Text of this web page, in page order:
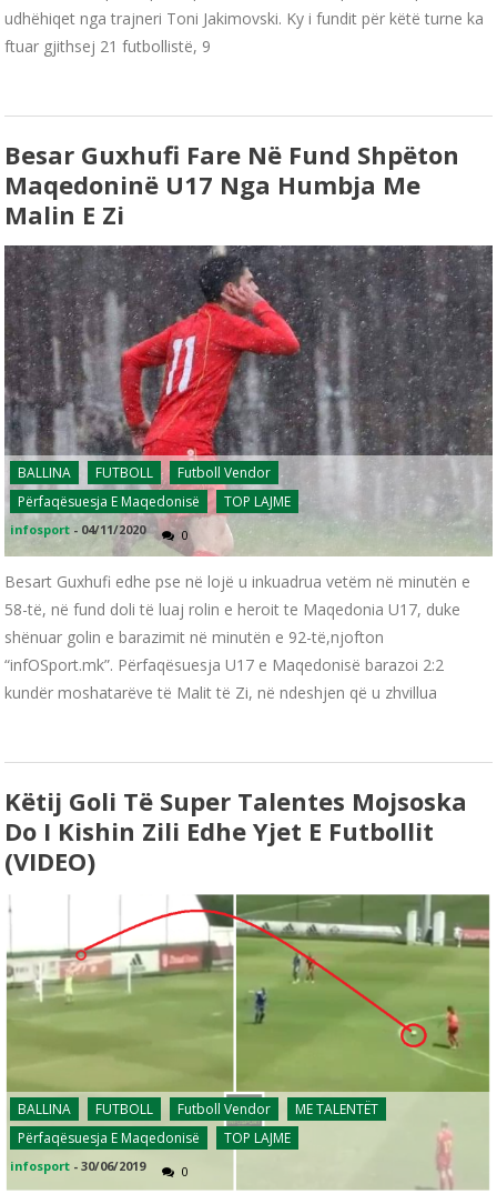
udhëhiqet nga trajneri Toni Jakimovski. Ky i fundit për këtë turne ka
ftuar gjithsej 21 futbollistë, 9
Besar Guxhufi Fare Në Fund Shpëton
Maqedoninë U17 Nga Humbja Me
Malin E Zi
BALLINA FUTBOLL
Futboll Vendor
Përfaqësuesja E Maqedonisë
TOP LAJME
infosport - 04/11/2020 0
Besart Guxhufi edhe pse në lojë u inkuadrua vetëm në minutën e
58-të, në fund doli të luaj rolin e heroit te Maqedonia U17, duke
shënuar golin e barazimit në minutën e 92-të,njofton
“infOSport.mk”. Përfaqësuesja U17 e Maqedonisë barazoi 2:2
kundër moshatarëve të Malit të Zi, në ndeshjen që u zhvillua
Këtij Goli Të Super Talentes Mojsoska
Do I Kishin Zili Edhe Yjet E Futbollit
(VIDEO)
BALLINA FUTBOLL Futboll Vendor
ME TALENTËT
Përfaqësuesja E Maqedonisë
TOP LAJME
infosport -30/06/2019 0